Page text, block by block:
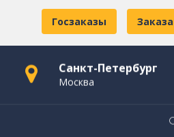
Госзаказы
Санкт-Петербург
Москва